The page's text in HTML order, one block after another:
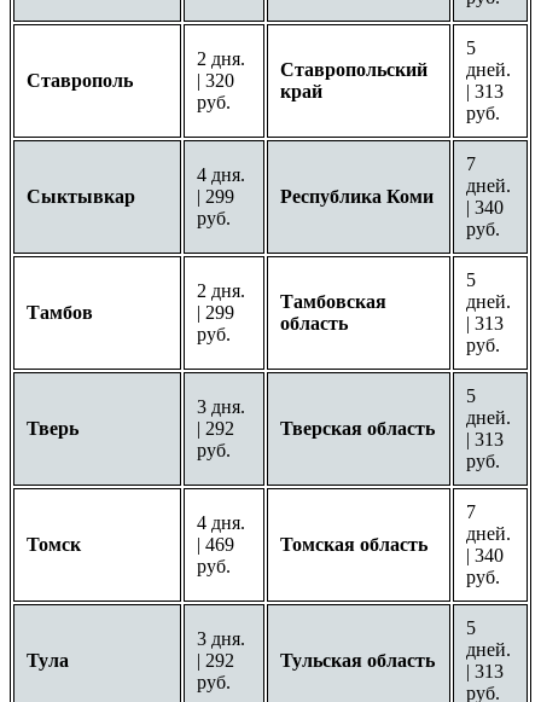
Ставрополь
2 дня.
| 320
руб.
Ставропольский
край
5
дней.
| 313
руб.
Сыктывкар
4 дня.
| 299
руб.
Республика Коми
7
дней.
| 340
руб.
Тамбов
2 дня.
| 299
руб.
Тамбовская
область
5
дней.
| 313
руб.
Тверь
3 дня.
| 292
руб.
Тверская область
5
дней.
| 313
руб.
Томск
4 дня.
| 469
руб.
Томская область
7
дней.
| 340
руб.
Тула
3 дня.
| 292
руб.
Тульская область
5
дней.
| 313
руб.